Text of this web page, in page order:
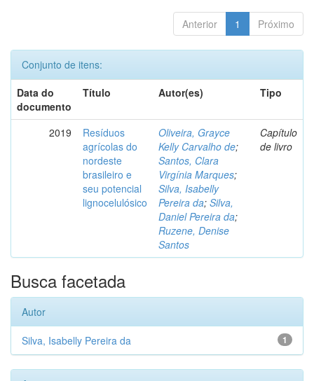
Anterior 1 Próximo
Conjunto de itens:
Data do
documento
Título Autor(es) Tipo
2019
Resíduos
agrícolas do
nordeste
brasileiro e
seu potencial
lignocelulósico
Oliveira, Grayce
Kelly Carvalho de;
Santos, Clara
Virgínia Marques;
Silva, Isabelly
Pereira da; Silva,
Daniel Pereira da;
Ruzene, Denise
Santos
Capítulo
de livro
Busca facetada
Autor
1
Silva, Isabelly Pereira da